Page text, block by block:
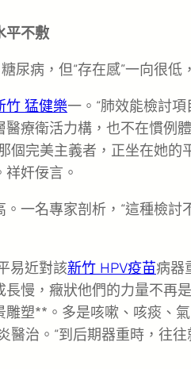
平不敷
尿病，但“存在感”一向很低
竹 猛健樂一。“肺效能檢討
療衛活力構，也不在慣例
個完美主義者，正坐在她的
奸佞言。
一名專家剖析，“這種檢討
易近對該新竹 HPV疫苗病器
慢，癥狀他們的力量不再
塑**。多是咳嗽、咳痰、
醫治。“到后期器重時，往往